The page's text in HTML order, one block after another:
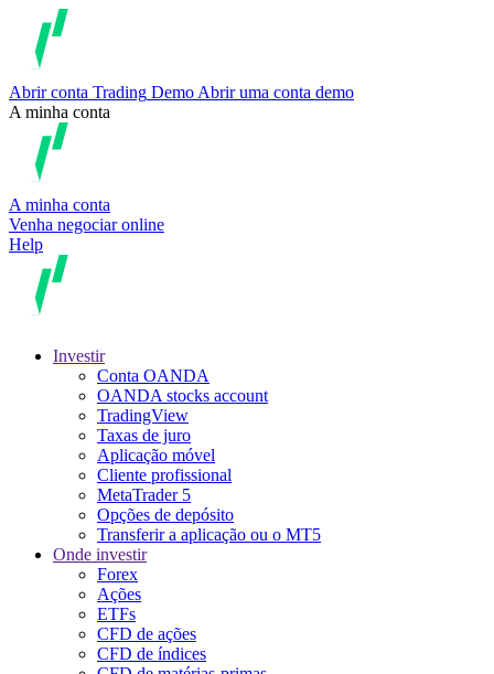
Abrir conta Trading Demo Abrir uma conta demo
A minha conta
A minha conta
Venha negociar online
Help
Investir
Conta OANDA
OANDA stocks account
TradingView
Taxas de juro
Aplicação móvel
Cliente profissional
MetaTrader 5
Opções de depósito
Transferir a aplicação ou o MT5
Onde investir
Forex
Ações
ETFs
CFD de ações
CFD de índices